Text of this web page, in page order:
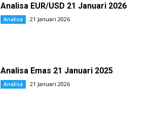
Analisa EUR/USD 21 Januari 2026
Analisa 21 Januari 2026
Analisa Emas 21 Januari 2025
Analisa 21 Januari 2026